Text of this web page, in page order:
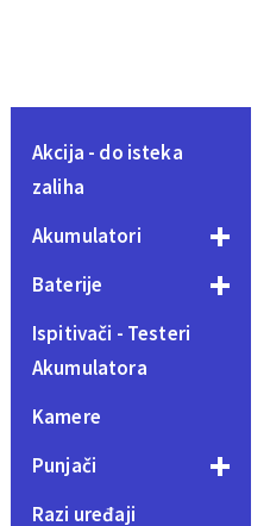
Akcija - do isteka
zaliha
Akumulatori
Baterije
Ispitivači - Testeri
Akumulatora
Kamere
Punjači
Razi uređaji